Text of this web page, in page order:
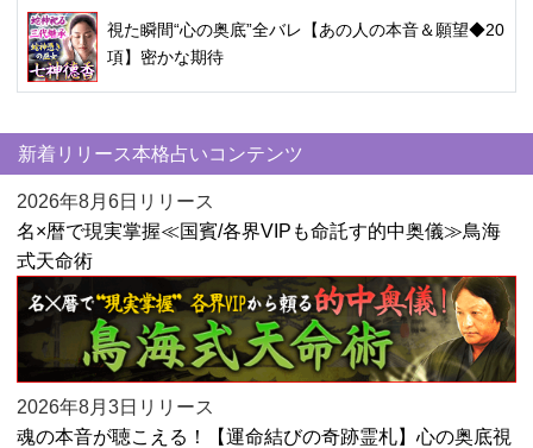
視た瞬間“心の奥底”全バレ【あの人の本音＆願望◆20
項】密かな期待
新着リリース本格占いコンテンツ
2026年8月6日リリース
名×暦で現実掌握≪国賓/各界VIPも命託す的中奥儀≫鳥海
式天命術
2026年8月3日リリース
魂の本音が聴こえる！【運命結びの奇跡霊札】心の奥底視